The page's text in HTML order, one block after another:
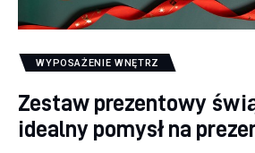
WYPOSAŻENIE WNĘTRZ
Zestaw prezentowy
idealny pomysł na